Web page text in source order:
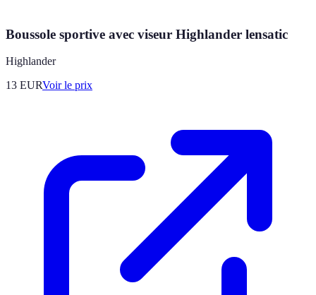
Boussole sportive avec viseur Highlander lensatic
Highlander
13 EURVoir le prix